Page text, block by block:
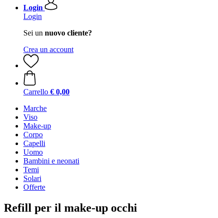
Login
Login
Sei un nuovo cliente?
Crea un account
Carrello € 0,00
Marche
Viso
Make-up
Corpo
Capelli
Uomo
Bambini e neonati
Temi
Solari
Offerte
Refill per il make-up occhi